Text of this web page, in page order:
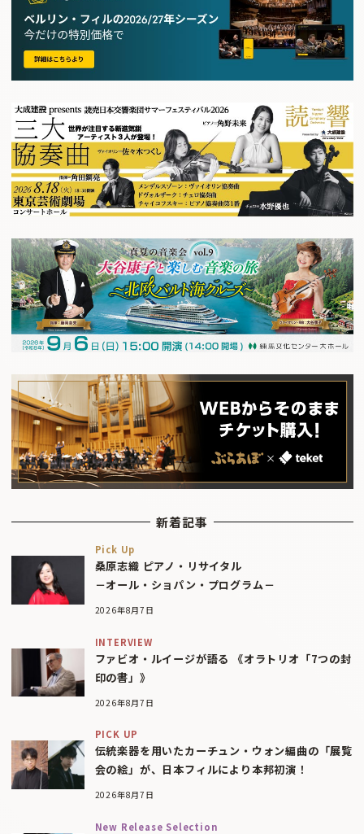
新着記事
Pick Up
桑原志織 ピアノ・リサイタル
－オール・ショパン・プログラム－
2026年8月7日
INTERVIEW
ファビオ・ルイージが語る 《オラトリオ「7つの封
印の書」》
2026年8月7日
PICK UP
伝統楽器を用いたカーチュン・ウォン編曲の「展覧
会の絵」が、日本フィルにより本邦初演！
2026年8月7日
New Release Selection